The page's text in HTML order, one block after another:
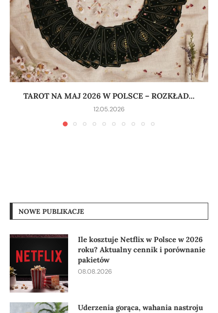
TAROT NA MAJ 2026 W POLSCE – ROZKŁAD...
12.05.2026
NOWE PUBLIKACJE
Ile kosztuje Netflix w Polsce w 2026
roku? Aktualny cennik i porównanie
pakietów
08.08.2026
Uderzenia gorąca, wahania nastroju